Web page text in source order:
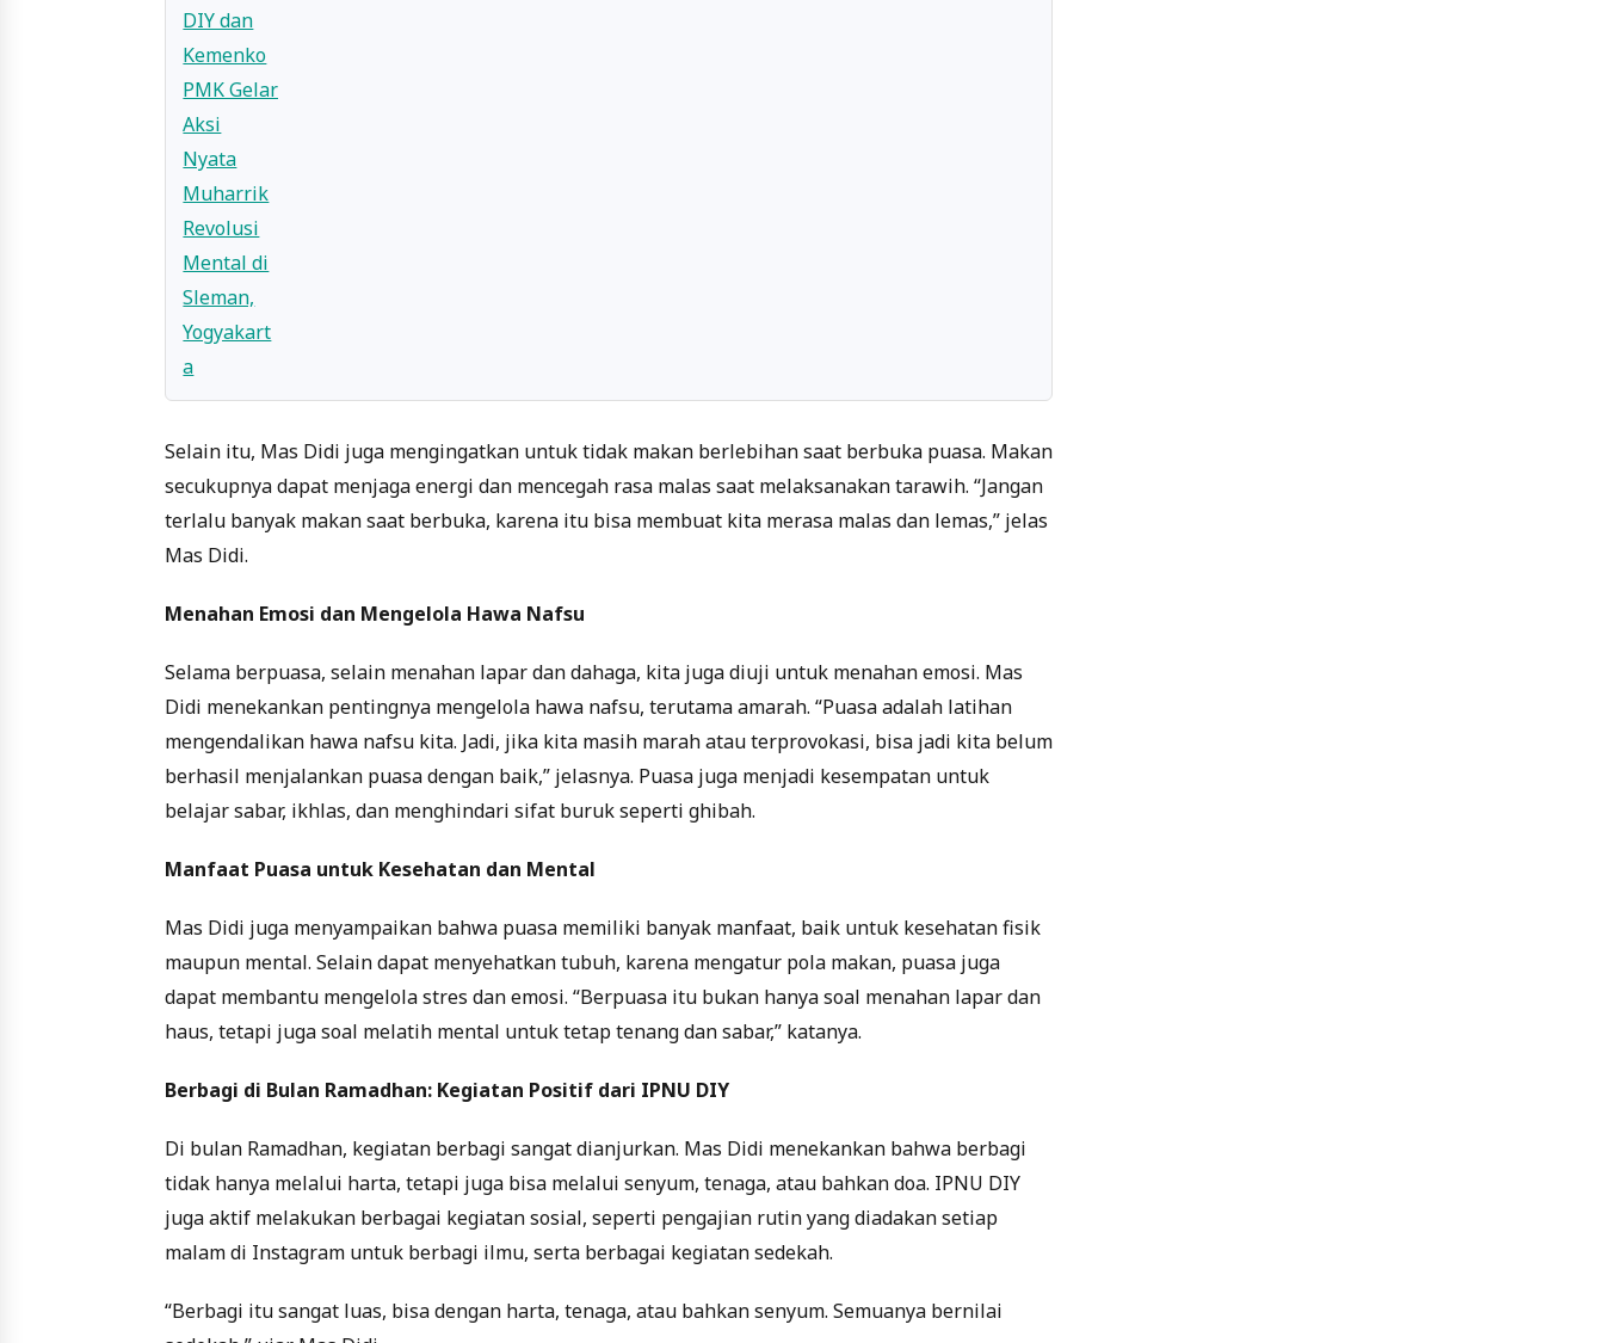
Selain itu, Mas Didi juga mengingatkan untuk tidak makan berlebihan saat berbuka puasa. Makan
secukupnya dapat menjaga energi dan mencegah rasa malas saat melaksanakan tarawih. “Jangan
terlalu banyak makan saat berbuka, karena itu bisa membuat kita merasa malas dan lemas,” jelas
Mas Didi.
Menahan Emosi dan Mengelola Hawa Nafsu
Selama berpuasa, selain menahan lapar dan dahaga, kita juga diuji untuk menahan emosi. Mas
Didi menekankan pentingnya mengelola hawa nafsu, terutama amarah. “Puasa adalah latihan
mengendalikan hawa nafsu kita. Jadi, jika kita masih marah atau terprovokasi, bisa jadi kita belum
berhasil menjalankan puasa dengan baik,” jelasnya. Puasa juga menjadi kesempatan untuk
belajar sabar, ikhlas, dan menghindari sifat buruk seperti ghibah.
Manfaat Puasa untuk Kesehatan dan Mental
Mas Didi juga menyampaikan bahwa puasa memiliki banyak manfaat, baik untuk kesehatan fisik
maupun mental. Selain dapat menyehatkan tubuh, karena mengatur pola makan, puasa juga
dapat membantu mengelola stres dan emosi. “Berpuasa itu bukan hanya soal menahan lapar dan
haus, tetapi juga soal melatih mental untuk tetap tenang dan sabar,” katanya.
Berbagi di Bulan Ramadhan: Kegiatan Positif dari IPNU DIY
Di bulan Ramadhan, kegiatan berbagi sangat dianjurkan. Mas Didi menekankan bahwa berbagi
tidak hanya melalui harta, tetapi juga bisa melalui senyum, tenaga, atau bahkan doa. IPNU DIY
juga aktif melakukan berbagai kegiatan sosial, seperti pengajian rutin yang diadakan setiap
malam di Instagram untuk berbagi ilmu, serta berbagai kegiatan sedekah.
“Berbagi itu sangat luas, bisa dengan harta, tenaga, atau bahkan senyum. Semuanya bernilai